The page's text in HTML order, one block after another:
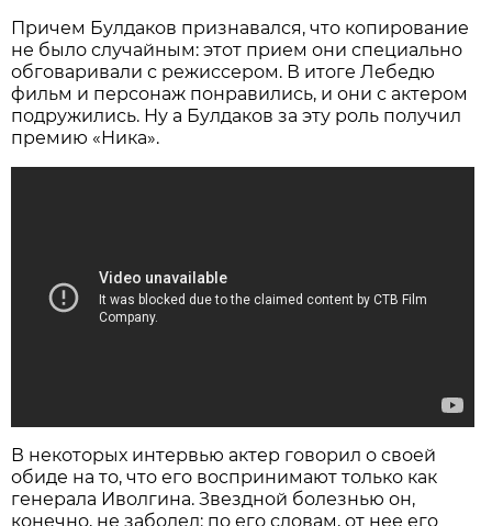
Причем Булдаков признавался, что копирование
не было случайным: этот прием они специально
обговаривали с режиссером. В итоге Лебедю
фильм и персонаж понравились, и они с актером
подружились. Ну а Булдаков за эту роль получил
премию «Ника».
В некоторых интервью актер говорил о своей
обиде на то, что его воспринимают только как
генерала Иволгина. Звездной болезнью он,
конечно, не заболел: по его словам, от нее его